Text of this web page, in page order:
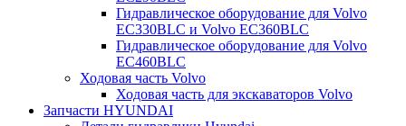
Гидравлическое оборудование для Volvo
EC330BLC и Volvo EC360BLC
Гидравлическое оборудование для Volvo
EC460BLC
Ходовая часть Volvo
Ходовая часть для экскаваторов Volvo
Запчасти HYUNDAI